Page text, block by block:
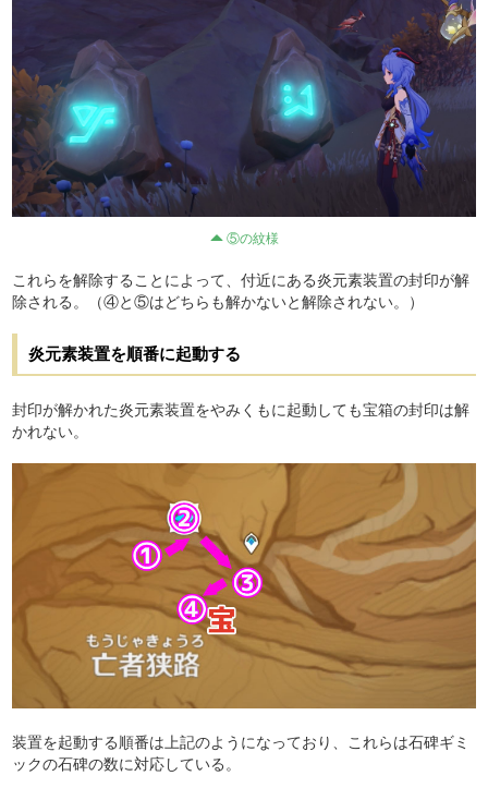
⑤の紋様
これらを解除することによって、付近にある炎元素装置の封印が解
除される。（④と⑤はどちらも解かないと解除されない。）
炎元素装置を順番に起動する
封印が解かれた炎元素装置をやみくもに起動しても宝箱の封印は解
かれない。
装置を起動する順番は上記のようになっており、これらは石碑ギミ
ックの石碑の数に対応している。